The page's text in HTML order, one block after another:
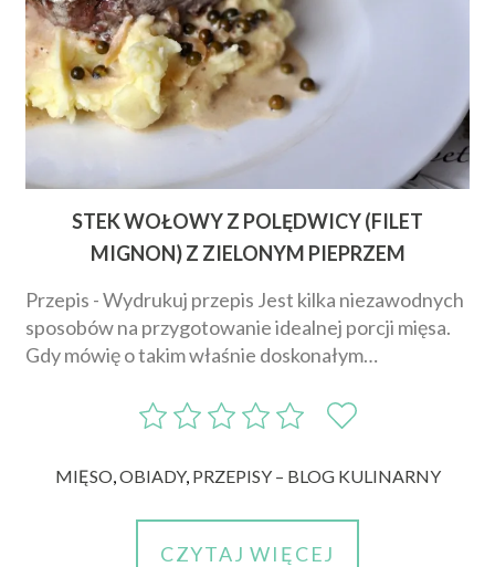
STEK WOŁOWY Z POLĘDWICY (FILET
MIGNON) Z ZIELONYM PIEPRZEM
Przepis - Wydrukuj przepis Jest kilka niezawodnych
sposobów na przygotowanie idealnej porcji mięsa.
Gdy mówię o takim właśnie doskonałym…
MIĘSO,OBIADY, PRZEPISY – BLOG KULINARNY
CZYTAJ WIĘCEJ